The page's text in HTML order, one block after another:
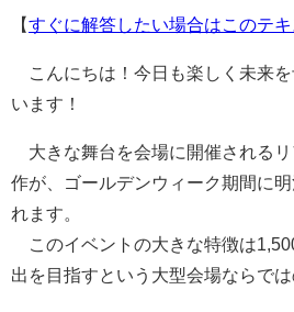
【すぐに解答したい場合はこのテキ
こんにちは！今日も楽しく未来を
います！
大きな舞台を会場に開催される
作が、ゴールデンウィーク期間に
れます。
このイベントの大きな特徴は
出を目指すという大型会場ならでは